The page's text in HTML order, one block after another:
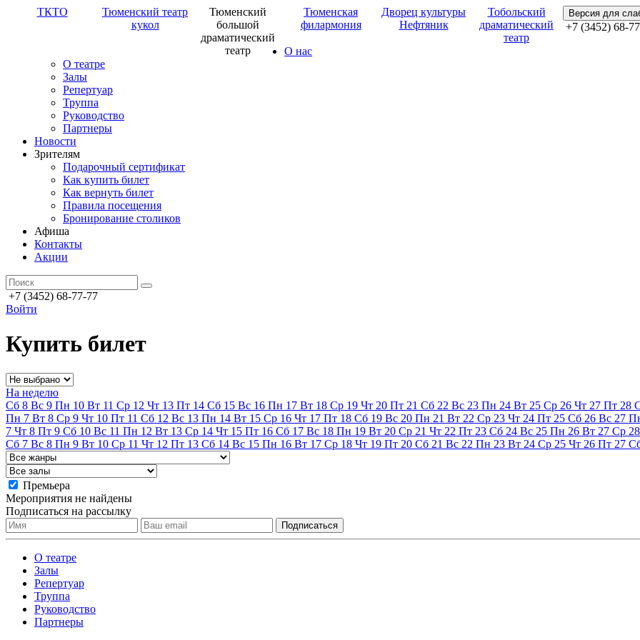
ТКТО
Тюменский театр
кукол
Тюменский
большой
драматический
театр
Тюменская
филармония
Дворец культуры
Нефтяник
Тобольский
драматический
театр
Версия для
+7 (3452) 68-
О нас
О театре
Залы
Репертуар
Труппа
Руководство
Партнеры
Новости
Зрителям
Подарочный сертификат
Как купить билет
Как вернуть билет
Правила посещения
Бронирование столиков
Афиша
Контакты
Акции
+7 (3452) 68-77-77
Войти
Купить билет
На неделю
Сб 8 Вс 9 Пн 10 Вт 11 Ср 12 Чт 13 Пт 14 Сб 15 Вс 16 Пн 17 Вт 18 Ср 19 Чт 20 Пт 21 Сб 22 Вс 23 Пн 24 Вт 25 Ср 26 Чт 27 Пт 28
Пн 7 Вт 8 Ср 9 Чт 10 Пт 11 Сб 12 Вс 13 Пн 14 Вт 15 Ср 16 Чт 17 Пт 18 Сб 19 Вс 20 Пн 21 Вт 22 Ср 23 Чт 24 Пт 25 Сб 26 Вс 27
7 Чт 8 Пт 9 Сб 10 Вс 11 Пн 12 Вт 13 Ср 14 Чт 15 Пт 16 Сб 17 Вс 18 Пн 19 Вт 20 Ср 21 Чт 22 Пт 23 Сб 24 Вс 25 Пн 26 Вт 27 Ср 28
Сб 7 Вс 8 Пн 9 Вт 10 Ср 11 Чт 12 Пт 13 Сб 14 Вс 15 Пн 16 Вт 17 Ср 18 Чт 19 Пт 20 Сб 21 Вс 22 Пн 23 Вт 24 Ср 25 Чт 26 Пт 27
Премьера
Мероприятия не найдены
Подписаться на рассылку
О театре
Залы
Репертуар
Труппа
Руководство
Партнеры